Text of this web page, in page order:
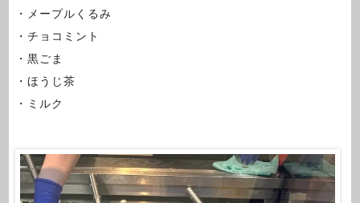
・メープルくるみ
・チョコミント
・黒ごま
・ほうじ茶
・ミルク